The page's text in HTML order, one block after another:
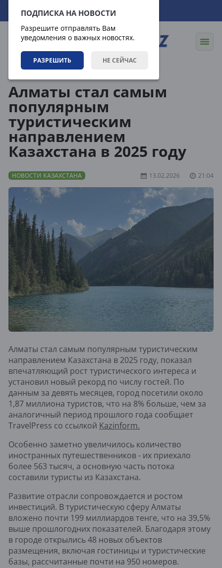
ПОДПИСКА НА НОВОСТИ
Разрешите отправлять Вам
уведомления о важных новостях.
РАЗРЕШИТЬ НЕ СЕЙЧАС
07.08.2026 16:02:34
Алматы стал самым
популярным
туристическим
направлением
Казахстана в 2025 году
НОВОСТИ КАЗАХСТАНА 13.02.2026 21:04
Алматы стал самым популярным туристическим
направлением Казахстана в 2025 году, показал
впечатляющий рост туристического интереса и
установил новый рекорд по числу гостей. По
данным за девять месяцев, город посетили около
1,87 миллиона туристов, что на 8% больше, чем за
аналогичный период прошлого года сообщает
TravelPress со ссылкой Kazinform.
Особенно заметно увеличилось количество
иностранных путешественников - их приехало
более 563 тысяч, а основную часть потока
составили туристы из Казахстана.
Развитие отрасли сопровождается и ростом
инвестиций. В туристическую сферу Алматы
вложено почти 199 миллиардов тенге, что на 39,5%
выше прошлогодних показателей. Благодаря этому
в городе открылись 48 новых объектов
размещения, включая гостиницы и туристические
базы, рассчитанные почти на 950 номеров.